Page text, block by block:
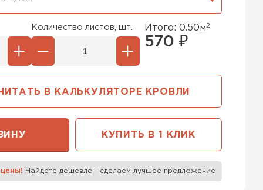
Количество листов, шт. Итого: 0.50м2
570 ₽
В КАЛЬКУЛЯТОРЕ КРОВЛИ
КУПИТЬ В 1 КЛИК
Найдете дешевле - сделаем лучшее предложение